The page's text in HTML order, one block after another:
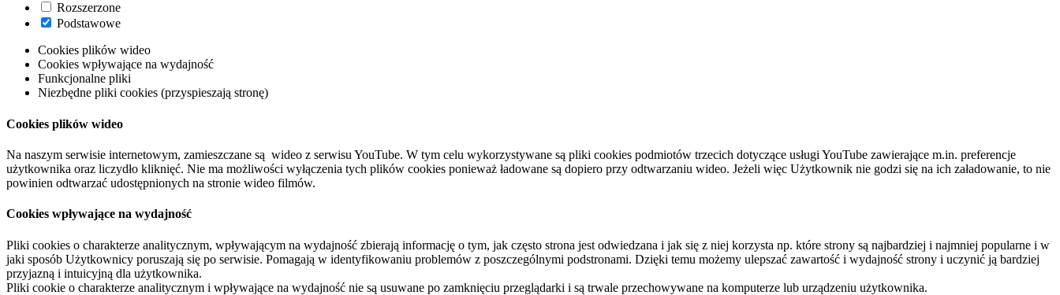
Rozszerzone
Podstawowe
Cookies plików wideo
Cookies wpływające na wydajność
Funkcjonalne pliki
Niezbędne pliki cookies (przyspieszają stronę)
Cookies plików wideo
Na naszym serwisie internetowym, zamieszczane są wideo z serwisu YouTube. W tym celu wykorzystywane są pliki cookies podmiotów trzecich dotyczące usługi YouTube zawierające m.in. preferencje
użytkownika oraz liczydło kliknięć. Nie ma możliwości wyłączenia tych plików cookies ponieważ ładowane są dopiero przy odtwarzaniu wideo. Jeżeli więc Użytkownik nie godzi się na ich załadowanie, to nie
powinien odtwarzać udostępnionych na stronie wideo filmów.
Cookies wpływające na wydajność
Pliki cookies o charakterze analitycznym, wpływającym na wydajność zbierają informację o tym, jak często strona jest odwiedzana i jak się z niej korzysta np. które strony są najbardziej i najmniej popularne i w
jaki sposób Użytkownicy poruszają się po serwisie. Pomagają w identyfikowaniu problemów z poszczególnymi podstronami. Dzięki temu możemy ulepszać zawartość i wydajność strony i uczynić ją bardziej
przyjazną i intuicyjną dla użytkownika.
Pliki cookie o charakterze analitycznym i wpływające na wydajność nie są usuwane po zamknięciu przeglądarki i są trwale przechowywane na komputerze lub urządzeniu użytkownika.